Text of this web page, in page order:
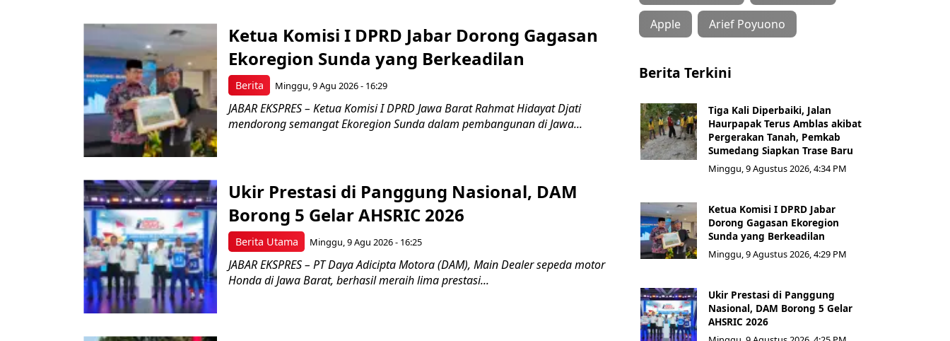
Berita
Ketua Komisi I DPRD Jabar Dorong Gagasan
Ekoregion Sunda yang Berkeadilan
Minggu, 9 Agu 2026 - 16:29
JABAR EKSPRES – Ketua Komisi I DPRD Jawa Barat Rahmat Hidayat Djati
mendorong semangat Ekoregion Sunda dalam pembangunan di Jawa...
Berita Utama
Ukir Prestasi di Panggung Nasional, DAM
Borong 5 Gelar AHSRIC 2026
Minggu, 9 Agu 2026 - 16:25
JABAR EKSPRES – PT Daya Adicipta Motora (DAM), Main Dealer sepeda motor
Honda di Jawa Barat, berhasil meraih lima prestasi...
Apple Arief Poyuono
Berita Terkini
Tiga Kali Diperbaiki, Jalan
Haurpapak Terus Amblas akibat
Pergerakan Tanah, Pemkab
Sumedang Siapkan Trase Baru
Minggu, 9 Agustus 2026, 4:34 PM
Ketua Komisi I DPRD Jabar
Dorong Gagasan Ekoregion
Sunda yang Berkeadilan
Minggu, 9 Agustus 2026, 4:29 PM
Ukir Prestasi di Panggung
Nasional, DAM Borong 5 Gelar
AHSRIC 2026